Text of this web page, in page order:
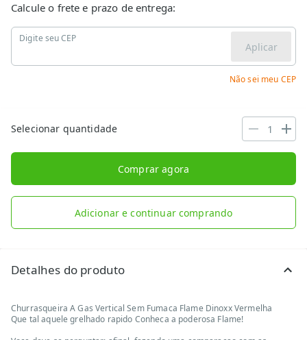
Calcule o frete e prazo de entrega:
Digite seu CEP
Aplicar
Não sei meu CEP
Selecionar quantidade
Comprar agora
Adicionar e continuar comprando
Detalhes do produto
Churrasqueira A Gas Vertical Sem Fumaca Flame Dinoxx Vermelha
Que tal aquele grelhado rapido Conheca a poderosa Flame!